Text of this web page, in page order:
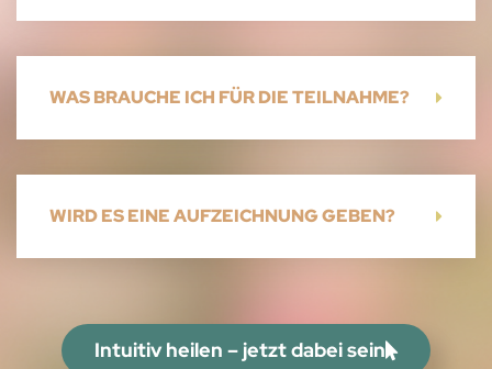
WAS BRAUCHE ICH FÜR DIE TEILNAHME?
WIRD ES EINE AUFZEICHNUNG GEBEN?
Intuitiv heilen – jetzt dabei sein